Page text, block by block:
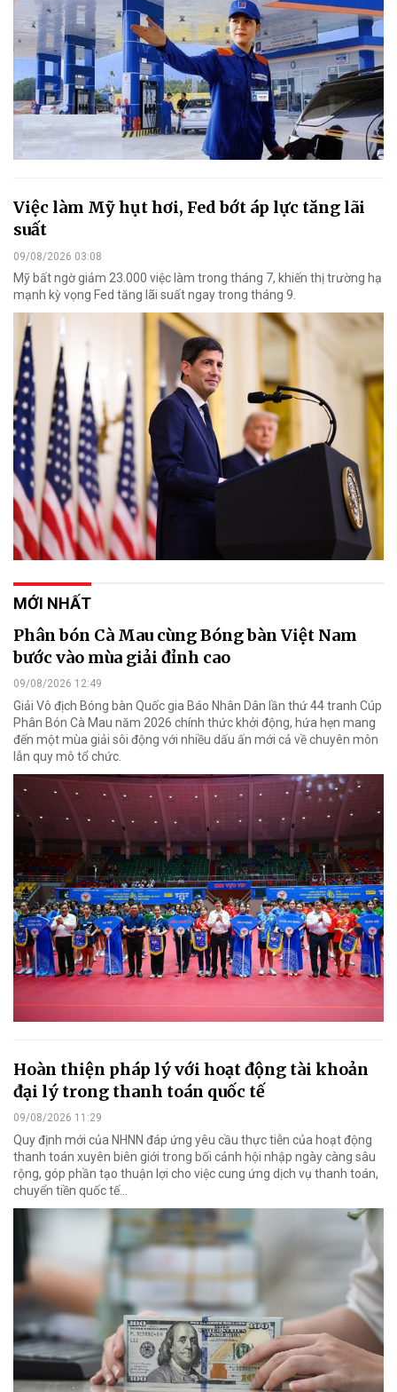
Việc làm Mỹ hụt hơi, Fed bớt áp lực tăng lãi
suất
09/08/2026 03:08
Mỹ bất ngờ giảm 23.000 việc làm trong tháng 7, khiến thị trường hạ
mạnh kỳ vọng Fed tăng lãi suất ngay trong tháng 9.
MỚI NHẤT
Phân bón Cà Mau cùng Bóng bàn Việt Nam
bước vào mùa giải đỉnh cao
09/08/2026 12:49
Giải Vô địch Bóng bàn Quốc gia Báo Nhân Dân lần thứ 44 tranh Cúp
Phân Bón Cà Mau năm 2026 chính thức khởi động, hứa hẹn mang
đến một mùa giải sôi động với nhiều dấu ấn mới cả về chuyên môn
lẫn quy mô tổ chức.
Hoàn thiện pháp lý với hoạt động tài khoản
đại lý trong thanh toán quốc tế
09/08/2026 11:29
Quy định mới của NHNN đáp ứng yêu cầu thực tiễn của hoạt động
thanh toán xuyên biên giới trong bối cảnh hội nhập ngày càng sâu
rộng, góp phần tạo thuận lợi cho việc cung ứng dịch vụ thanh toán,
chuyển tiền quốc tế...